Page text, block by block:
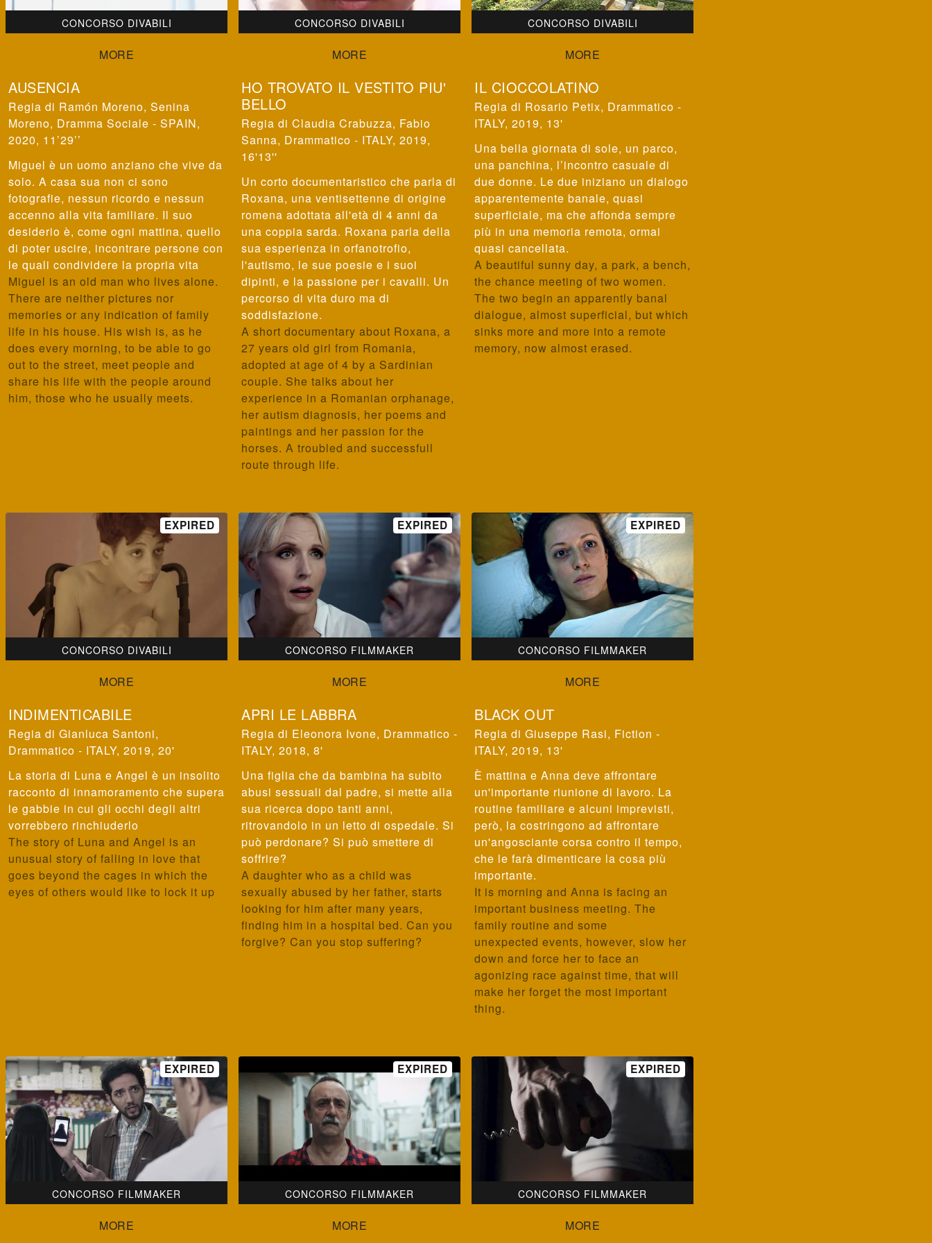
CONCORSO DIVABILI
AUSENCIA
Ramón Moreno, Senina
Moreno, Dramma Sociale - SPAIN,
2020, 11’29’’
Miguel è un uomo anziano che vive da
solo. A casa sua non ci sono
fotografie, nessun ricordo e nessun
accenno alla vita familiare. Il suo
desiderio è, come ogni mattina, quello
di poter uscire, incontrare persone con
le quali condividere la propria vita
Miguel is an old man who lives alone.
There are neither pictures nor
memories or any indication of family
life in his house. His wish is, as he
does every morning, to be able to go
out to the street, meet people and
share his life with the people around
him, those who he usually meets.
CONCORSO DIVABILI
HO TROVATO IL VESTITO PIU'
BELLO
Claudia Crabuzza, Fabio
Sanna, Drammatico - ITALY, 2019,
16'13''
Un corto documentaristico che parla di
Roxana, una ventisettenne di origine
romena adottata all'età di 4 anni da
una coppia sarda. Roxana parla della
sua esperienza in orfanotrofio,
l'autismo, le sue poesie e i suoi
dipinti, e la passione per i cavalli. Un
percorso di vita duro ma di
soddisfazione.
A short documentary about Roxana, a
27 years old girl from Romania,
adopted at age of 4 by a Sardinian
couple. She talks about her
experience in a Romanian orphanage,
her autism diagnosis, her poems and
paintings and her passion for the
horses. A troubled and successfull
route through life.
CONCORSO DIVABILI
IL CIOCCOLATINO
Rosario Petix, Drammatico -
ITALY, 2019, 13'
Una bella giornata di sole, un parco,
una panchina, l’incontro casuale di
due donne. Le due iniziano un dialogo
apparentemente banale, quasi
superficiale, ma che affonda sempre
più in una memoria remota, ormai
quasi cancellata.
A beautiful sunny day, a park, a bench,
the chance meeting of two women.
The two begin an apparently banal
dialogue, almost superficial, but which
sinks more and more into a remote
memory, now almost erased.
CONCORSO DIVABILI
INDIMENTICABILE
Gianluca Santoni,
Drammatico - ITALY, 2019, 20'
La storia di Luna e Angel è un insolito
racconto di innamoramento che supera
le gabbie in cui gli occhi degli altri
vorrebbero rinchiuderlo
The story of Luna and Angel is an
unusual story of falling in love that
goes beyond the cages in which the
eyes of others would like to lock it up
CONCORSO FILMMAKER
APRI LE LABBRA
Eleonora Ivone, Drammatico -
ITALY, 2018, 8'
Una figlia che da bambina ha subito
abusi sessuali dal padre, si mette alla
sua ricerca dopo tanti anni,
ritrovandolo in un letto di ospedale. Si
può perdonare? Si può smettere di
soffrire?
A daughter who as a child was
sexually abused by her father, starts
looking for him after many years,
finding him in a hospital bed. Can you
forgive? Can you stop suffering?
CONCORSO FILMMAKER
BLACK OUT
Giuseppe Rasi, Fiction -
ITALY, 2019, 13'
È mattina e Anna deve affrontare
un'importante riunione di lavoro. La
routine familiare e alcuni imprevisti,
però, la costringono ad affrontare
un'angosciante corsa contro il tempo,
che le farà dimenticare la cosa più
importante.
It is morning and Anna is facing an
important business meeting. The
family routine and some
unexpected events, however, slow her
down and force her to face an
agonizing race against time, that will
make her forget the most important
thing.
CONCORSO FILMMAKER CONCORSO FILMMAKER CONCORSO FILMMAKER